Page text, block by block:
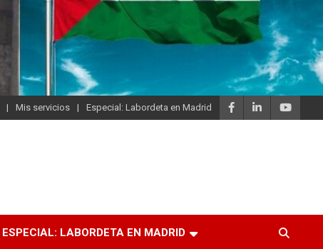
Mis servicios Especial: Labordeta en Madrid
ESPECIAL: LABORDETA EN MADRID